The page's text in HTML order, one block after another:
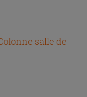
salle de